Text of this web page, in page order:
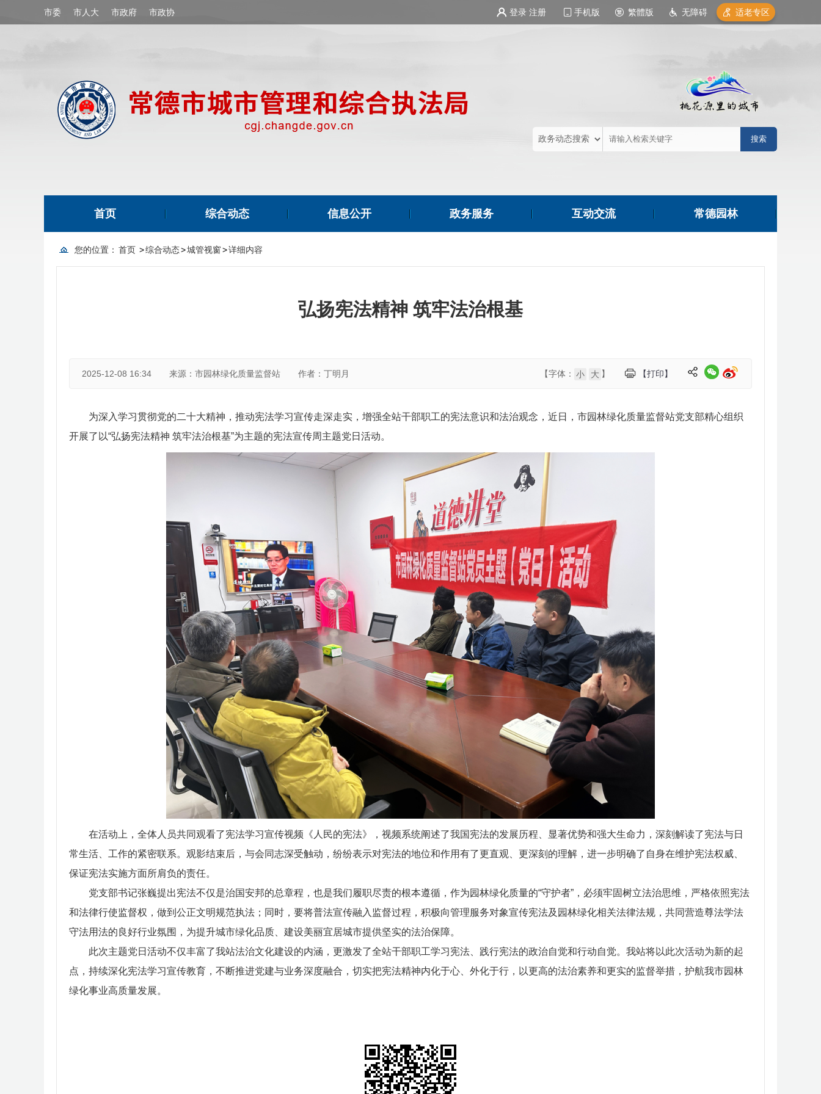
市委 市人大 市政府 市政协 登录 注册 手机版 繁體版 无障碍 适老专区
首页 综合动态 信息公开 政务服务 互动交流 常德园林
您的位置： 首页 >综合动态>城管视窗>详细内容
弘扬宪法精神 筑牢法治根基
2025-12-08 16:34 来源：市园林绿化质量监督站 作者：丁明月 【打印】
【字体： 小 大 】
为深入学习贯彻党的二十大精神，推动宪法学习宣传走深走实，增强全站干部职工的宪法意识和法治观念，近日，市园林绿化质量监督站党支部精心组织
开展了以“弘扬宪法精神 筑牢法治根基”为主题的宪法宣传周主题党日活动。
在活动上，全体人员共同观看了宪法学习宣传视频《人民的宪法》，视频系统阐述了我国宪法的发展历程、显著优势和强大生命力，深刻解读了宪法与日
常生活、工作的紧密联系。观影结束后，与会同志深受触动，纷纷表示对宪法的地位和作用有了更直观、更深刻的理解，进一步明确了自身在维护宪法权威、
保证宪法实施方面所肩负的责任。
党支部书记张巍提出宪法不仅是治国安邦的总章程，也是我们履职尽责的根本遵循，作为园林绿化质量的“守护者”，必须牢固树立法治思维，严格依照宪法
和法律行使监督权，做到公正文明规范执法；同时，要将普法宣传融入监督过程，积极向管理服务对象宣传宪法及园林绿化相关法律法规，共同营造尊法学法
守法用法的良好行业氛围，为提升城市绿化品质、建设美丽宜居城市提供坚实的法治保障。
此次主题党日活动不仅丰富了我站法治文化建设的内涵，更激发了全站干部职工学习宪法、践行宪法的政治自觉和行动自觉。我站将以此次活动为新的起
点，持续深化宪法学习宣传教育，不断推进党建与业务深度融合，切实把宪法精神内化于心、外化于行，以更高的法治素养和更实的监督举措，护航我市园林
绿化事业高质量发展。